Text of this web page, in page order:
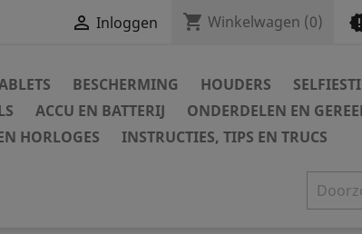
 Inloggen shopping_cart Winkelwagen (0)
BESCHERMING HOUDERS
ACCU EN BATTERIJ
ONDERDELEN EN
HORLOGES
INSTRUCTIES, TIPS EN TRUCS